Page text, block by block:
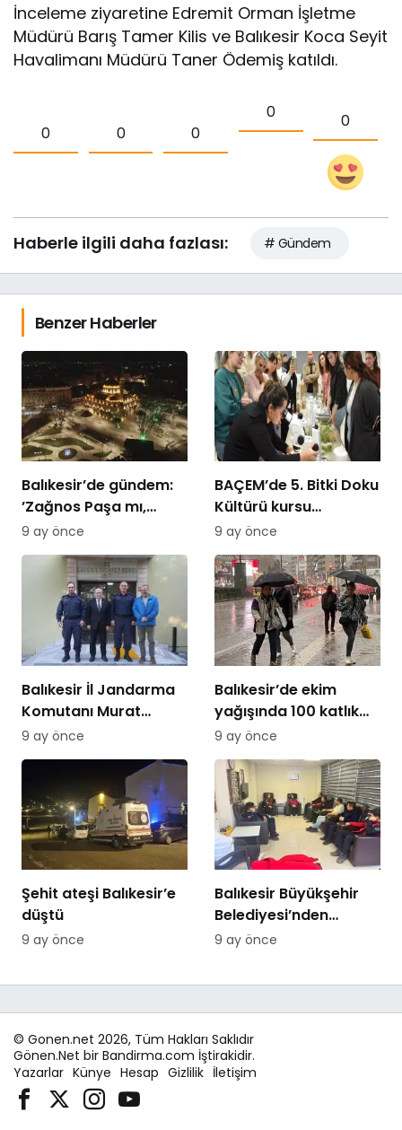
İnceleme ziyaretine Edremit Orman İşletme
Müdürü Barış Tamer Kilis ve Balıkesir Koca Seyit
Havalimanı Müdürü Taner Ödemiş katıldı.
0 0 0
0 0
Haberle ilgili daha fazlası: # Gündem
Benzer Haberler
Balıkesir’de gündem:
’Zağnos Paşa mı,
İsmet Paşa mı
9 ay önce
BAÇEM’de 5. Bitki Doku
Kültürü kursu
tamamlandı
9 ay önce
Balıkesir İl Jandarma
Komutanı Murat
Özer’den Edremit
9 ay önce
Balıkesir’de ekim
yağışında 100 katlık
artış
9 ay önce
Şehit ateşi Balıkesir’e
düştü
9 ay önce
Balıkesir Büyükşehir
Belediyesi’nden
itfaiyecilere psikolojik
9 ay önce
© Gonen.net 2026, Tüm Hakları Saklıdır
Gönen.Net bir Bandirma.com İştirakidir.
Yazarlar Künye Hesap Gizlilik İletişim